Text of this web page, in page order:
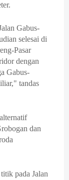
Gabus-
selesai di
Pasar
dengan
Gabus-
tandas
dan
pada Jalan